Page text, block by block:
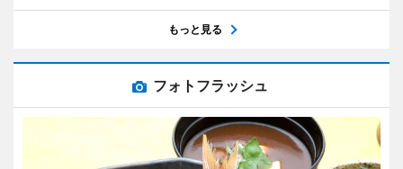
もっと見る
フォトフラッシュ